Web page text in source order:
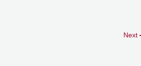
Next